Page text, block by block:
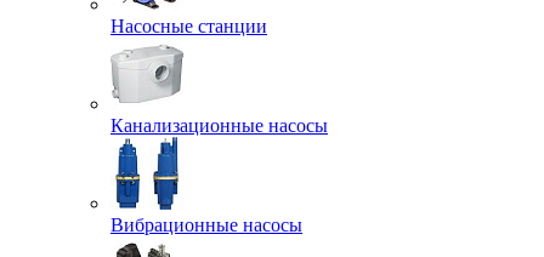
Насосные станции
Канализационные насосы
Вибрационные насосы